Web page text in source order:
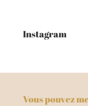
Instagram
Vous pouvez